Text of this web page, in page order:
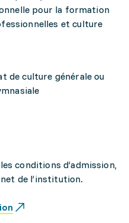
pour la formation
et culture
de culture générale ou
conditions d’admission,
de l’institution.